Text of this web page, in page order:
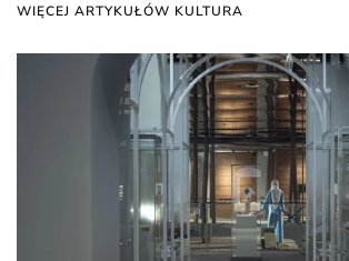
WIĘCEJ ARTYKUŁÓW KULTURA